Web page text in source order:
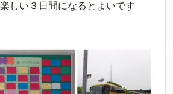
しい３日間になるとよいです